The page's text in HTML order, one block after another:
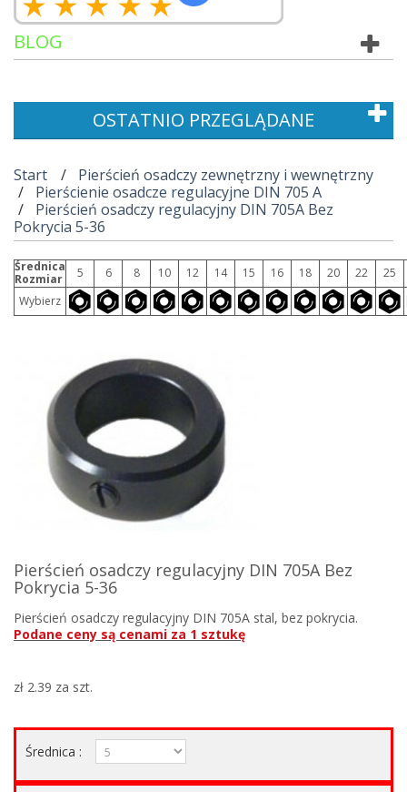
BLOG
OSTATNIO PRZEGLĄDANE
Start
Pierścień osadczy zewnętrzny i wewnętrzny
Pierścienie osadcze regulacyjne DIN 705 A
Pierścień osadczy regulacyjny DIN 705A Bez
Pokrycia 5-36
Średnica
Rozmiar
5 6 8 10 12 14 15 16 18 20 22
25
Wybierz
Pierścień osadczy regulacyjny DIN 705A Bez
Pokrycia 5-36
Pierścień osadczy regulacyjny DIN 705A stal, bez pokrycia.
Podane ceny są cenami za 1 sztukę
zł 2.39 za szt.
Średnica :